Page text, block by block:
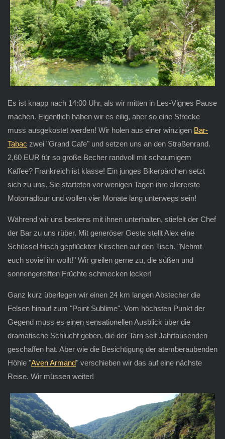
Es ist knapp nach 14:00 Uhr, als wir mitten in Les-Vignes Pause
machen. Eigentlich haben wir es eilig, aber so eine Strecke
muss ausgekostet werden! Wir holen aus einer winzigen Bar-
Tabac zwei "Grand Cafe" und setzen uns an den Straßenrand.
2,60 EUR für so große Becher randvoll mit schaumigem
Kaffee? Frankreich ist klasse! Ein junges Bikerpärchen setzt
sich zu uns. Sie starteten vor wenigen Tagen ihre allererste
Motorradtour und wollen vier Monate lang unterwegs sein!
Während wir uns bestens mit ihnen unterhalten, stiefelt der Chef
der Bar zu uns rüber. Mit generöser Geste stellt Alex eine
Schüssel frisch gepflückter Kirschen auf den Tisch. "Nehmt
euch soviel ihr wollt!" Wir greilen gerne zu, die süßen und
sonnengereiften Früchte schmecken lecker!
Ganz kurz überlegen wir einen 24 km langen Abstecher die
Felsen hinauf zum "Point Sublime". Vom höchsten Punkt der
Gegend muss es einen sensationellen Ausblick über die
dramatische Schlucht geben, die der Tarn seit Jahrtausenden
geschaffen hat. Aber wie die Besichtigung der atemberaubenden
Höhle "Aven Armand" verschieben wir das auf eine nächste
Reise. Wir müssen weiter!